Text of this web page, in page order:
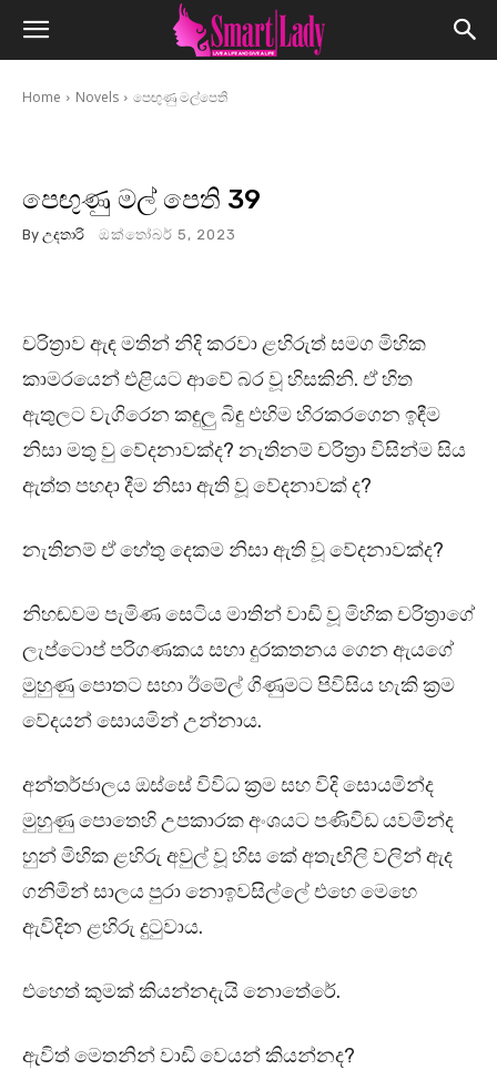
Home Novels පෙඟුණු මල්පෙති
පෙඟුණු මල් පෙති 39
By උදතාරි ඔක්තෝබර් 5, 2023
චරිත්‍රාව ඇඳ මතින් නිදි කරවා ළහිරුත් සමග මිහික
කාමරයෙන් එළියට ආවේ බර වූ හිසකිනි. ඒ හිත
ඇතුලට වැගිරෙන කඳුලු බිඳු එහිම හිරකරගෙන ඉඳීම
නිසා මතු වු වේදනාවක්ද? නැතිනම් චරිත්‍රා විසින්ම සිය
ඇත්ත පහදා දීම නිසා ඇති වූ වේදනාවක් ද?
නැතිනම් ඒ හේතු දෙකම නිසා ඇති වූ වේදනාවක්ද?
නිහඬවම පැමිණ සෙටිය මාතින් වාඩි වූ මිහික චරිත්‍රාගේ
ලැප්ටොප් පරිගණකය සහා දුරකතනය ගෙන ඇයගේ
මුහුණු පොතට සහා ඊමේල් ගිණුමට පිවිසිය හැකි ක්‍රම
වේදයන් සොයමින් උන්නාය.
අන්තර්ජාලය ඔස්සේ විවිධ ක්‍රම සහ විදි සොයමින්ද
මුහුණු පොතෙහි උපකාරක අංශයට පණිවිඩ යවමින්ද
හුන් මිහික ළහිරු අවුල් වූ හිස කේ අතැඟිලි වලින් ඇද
ගනිමින් සාලය පුරා නොඉවසිල්ලේ එහෙ මෙහෙ
ඇවිදින ළහිරු දුටුවාය.
එහෙත් කුමක් කියන්නදැයි නොතේරේ.
ඇවිත් මෙතනින් වාඩි වෙයන් කියන්නද?